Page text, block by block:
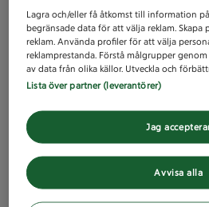
Lagra och/eller få åtkomst till information
begränsade data för att välja reklam. Skapa
reklam. Använda profiler för att välja
reklamprestanda. Förstå målgrupper
av data från olika källor. Utveckla och
Lista över partner (leverantörer)
Avvisa alla
Jag